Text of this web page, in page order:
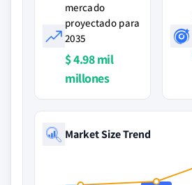
mercado
proyectado para
2035
$ 4.98 mil
millones
Market Size Trend